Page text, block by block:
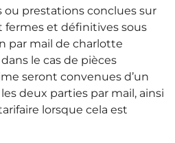
ou prestations conclues sur
fermes et définitives sous
par mail de charlotte
le cas de pièces
seront convenues d’un
deux parties par mail, ainsi
lorsque cela est